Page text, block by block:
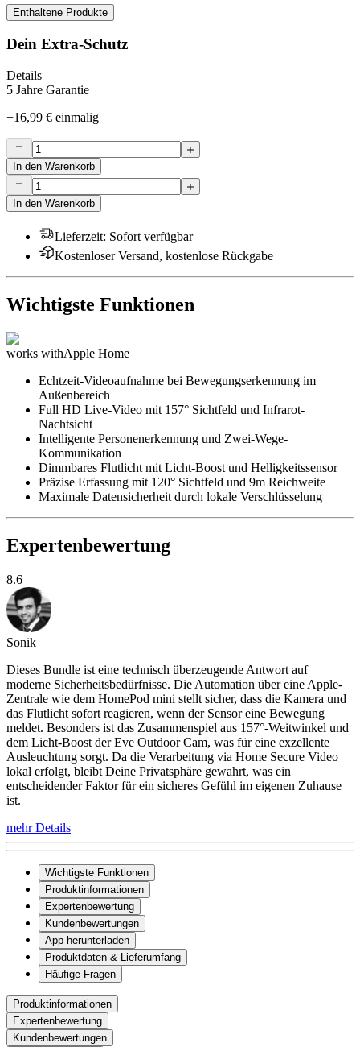
Enthaltene Produkte
Dein Extra-Schutz
Details
5 Jahre Garantie
+16,99 € einmalig
In den Warenkorb
In den Warenkorb
Lieferzeit: Sofort verfügbar
Kostenloser Versand, kostenlose Rückgabe
Wichtigste Funktionen
works withApple Home
Echtzeit-Videoaufnahme bei Bewegungserkennung im
Außenbereich
Full HD Live-Video mit 157° Sichtfeld und Infrarot-
Nachtsicht
Intelligente Personenerkennung und Zwei-Wege-
Kommunikation
Dimmbares Flutlicht mit Licht-Boost und Helligkeitssensor
Präzise Erfassung mit 120° Sichtfeld und 9m Reichweite
Maximale Datensicherheit durch lokale Verschlüsselung
Expertenbewertung
8.6
Sonik
Dieses Bundle ist eine technisch überzeugende Antwort auf
moderne Sicherheitsbedürfnisse. Die Automation über eine Apple-
Zentrale wie dem HomePod mini stellt sicher, dass die Kamera und
das Flutlicht sofort reagieren, wenn der Sensor eine Bewegung
meldet. Besonders ist das Zusammenspiel aus 157°-Weitwinkel und
dem Licht-Boost der Eve Outdoor Cam, was für eine exzellente
Ausleuchtung sorgt. Da die Verarbeitung via Home Secure Video
lokal erfolgt, bleibt Deine Privatsphäre gewahrt, was ein
entscheidender Faktor für ein sicheres Gefühl im eigenen Zuhause
ist.
mehr Details
Wichtigste Funktionen
Produktinformationen
Expertenbewertung
Kundenbewertungen
App herunterladen
Produktdaten & Lieferumfang
Häufige Fragen
Produktinformationen
Expertenbewertung
Kundenbewertungen